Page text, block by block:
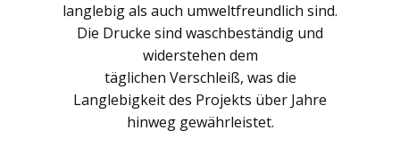
langlebig als auch umweltfreundlich sind.
Die Drucke sind waschbeständig und
widerstehen dem
täglichen Verschleiß, was die
Langlebigkeit des Projekts über Jahre
hinweg gewährleistet.